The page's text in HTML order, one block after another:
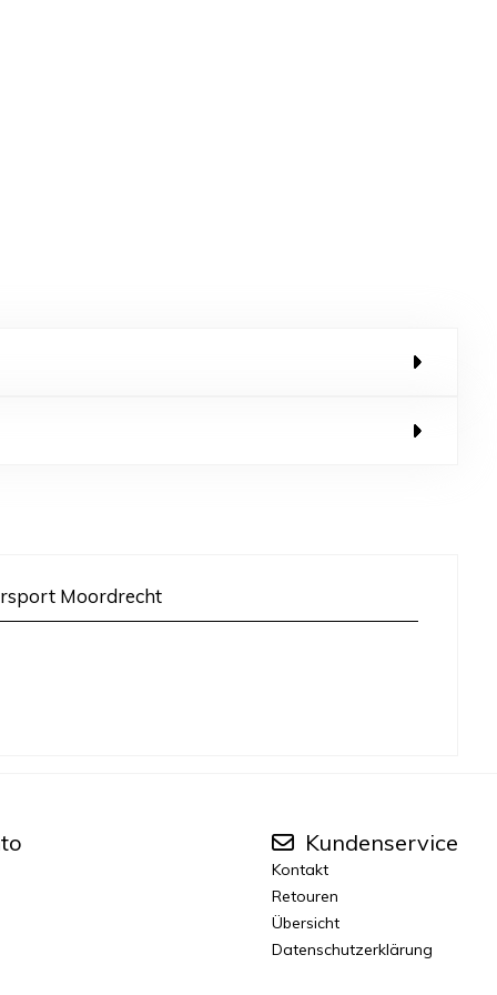
Moordrecht
Kundenservice
Kontakt
Retouren
Übersicht
Datenschutzerklärung